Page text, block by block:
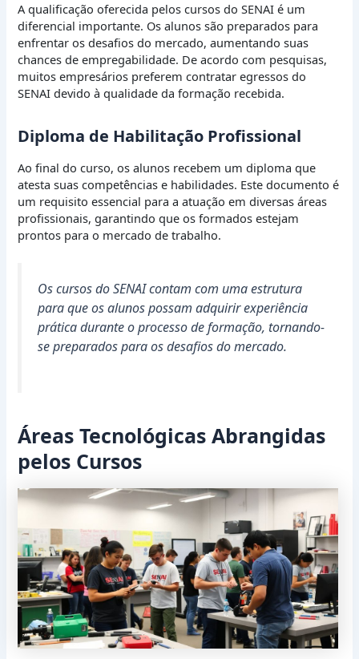
A qualificação oferecida pelos cursos do SENAI é um
diferencial importante. Os alunos são preparados para
enfrentar os desafios do mercado, aumentando suas
chances de empregabilidade. De acordo com pesquisas,
muitos empresários preferem contratar egressos do
SENAI devido à qualidade da formação recebida.
Diploma de Habilitação Profissional
Ao final do curso, os alunos recebem um diploma que
atesta suas competências e habilidades. Este documento é
um requisito essencial para a atuação em diversas áreas
profissionais, garantindo que os formados estejam
prontos para o mercado de trabalho.
Os cursos do SENAI contam com uma estrutura
para que os alunos possam adquirir experiência
prática durante o processo de formação, tornando-
se preparados para os desafios do mercado.
Áreas Tecnológicas Abrangidas
pelos Cursos